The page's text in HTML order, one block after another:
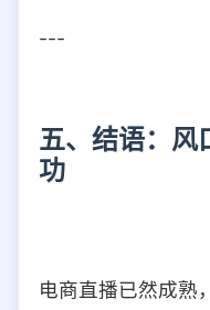
---
五、结语：风
功
电商直播已然成熟